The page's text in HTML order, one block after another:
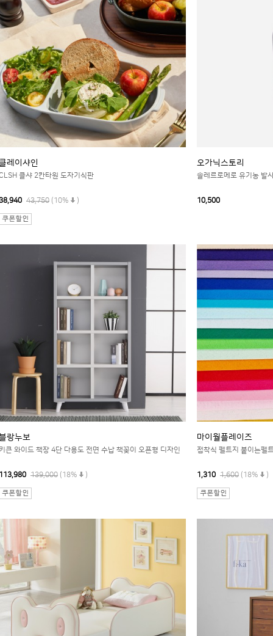
레이샤인
클샤 2칸타원 도자기식판
43,750 (10% )
오가닉스토리
솔레르로메로 유기농 발
10,500
랑누보
큰 와이드 책장 4단 다용도 전면 수납 책꽂이 오픈형 디자인
139,000 (18% )
마이월플레이즈
접착식 펠트지 붙이는펠
1,310 1,600 (18% )